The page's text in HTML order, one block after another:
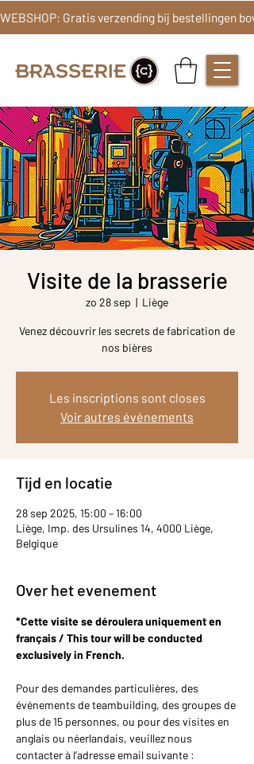
Visite de la brasserie
zo 28 sep
  |
Liège
Venez découvrir les secrets de fabrication de
nos bières
Les inscriptions sont closes
Voir autres événements
Tijd en locatie
28 sep 2025, 15:00 – 16:00
Liège, Imp. des Ursulines 14, 4000 Liège,
Belgique
Over het evenement
*Cette visite se déroulera uniquement en
français / This tour will be conducted
exclusively in French.
Pour des demandes particulières, des
événements de teambuilding, des groupes de
plus de 15 personnes, ou pour des visites en
anglais ou néerlandais, veuillez nous
contacter à l’adresse email suivante :